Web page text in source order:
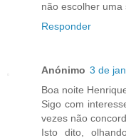
não escolher uma
Responder
Anónimo 3 de
Boa noite
Sigo com
vezes não
Isto dito,